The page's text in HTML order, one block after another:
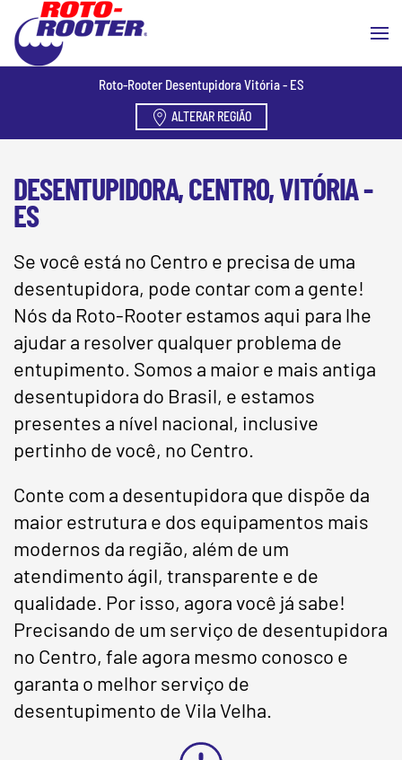
Skip to main content
Roto-Rooter Desentupidora Vitória - ES
ALTERAR REGIÃO
DESENTUPIDORA, CENTRO, VITÓRIA -
ES
Se você está no Centro e precisa de uma
desentupidora, pode contar com a gente!
Nós da Roto-Rooter estamos aqui para lhe
ajudar a resolver qualquer problema de
entupimento. Somos a maior e mais antiga
desentupidora do Brasil, e estamos
presentes a nível nacional, inclusive
pertinho de você, no Centro.
Conte com a desentupidora que dispõe da
maior estrutura e dos equipamentos mais
modernos da região, além de um
atendimento ágil, transparente e de
qualidade. Por isso, agora você já sabe!
Precisando de um serviço de desentupidora
no Centro, fale agora mesmo conosco e
garanta o melhor serviço de
desentupimento de Vila Velha.